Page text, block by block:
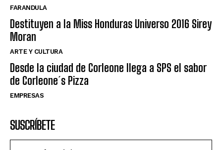
FARANDULA
Destituyen a la Miss Honduras Universo 2016 Sirey
Moran
ARTE Y CULTURA
Desde la ciudad de Corleone llega a SPS el sabor
de Corleone´s Pizza
EMPRESAS
SUSCRÍBETE